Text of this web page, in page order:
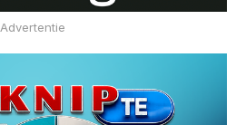
Advertentie